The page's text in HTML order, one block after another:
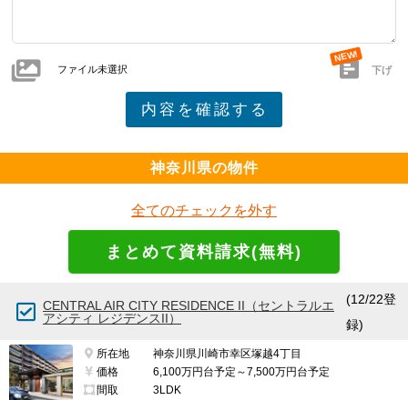
ファイル未選択 下げ
神奈川県の物件
全てのチェックを外す
CENTRAL AIR CITY RESIDENCE II（セントラルエ
アシティ レジデンスII）
(12/22登
録)
所在地
神奈川県川崎市幸区塚越4丁目
価格
6,100万円台予定～7,500万円台予定
間取
3LDK